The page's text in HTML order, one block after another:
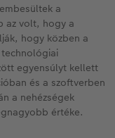
a
az volt, hogy a
hogy közben a
egyensúlyt kellett
és a szoftverben
a nehézségek
értéke.